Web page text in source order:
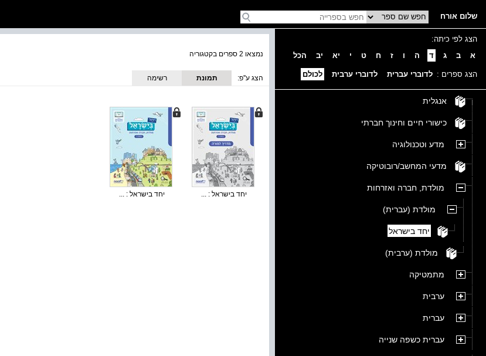
שלום אורח
הצג לפי כיתה:
א
ב ג ד ה ו ז ח ט י יא יב הכל
הצג ספרים : לדוברי עברית לדוברי ערבית לכולם
אנגלית
כישורי חיים וחינוך חברתי
מדע וטכנולוגיה
מדעי המחשב/רובוטיקה
מולדת, חברה ואזרחות
מולדת (עברית)
יחד בישראל
מולדת (ערבית)
מתמטיקה
ערבית
עברית
עברית כשפה שנייה
נמצאו 2 ספרים בקטגוריה
הצג ע''פ:
תמונת
רשימה
יחד בישראל : ... יחד בישראל : ...